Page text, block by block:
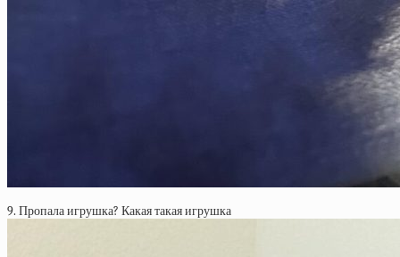
9. Пропала игрушка? Какая такая игрушка